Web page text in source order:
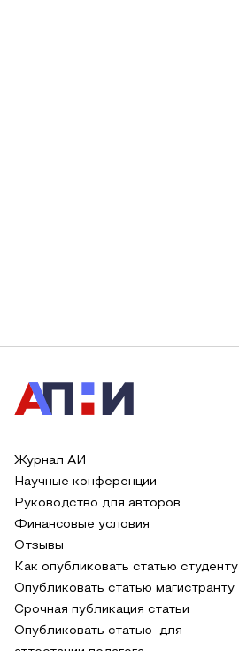
Журнал АИ
Научные конференции
Руководство для авторов
Финансовые условия
Отзывы
Как опубликовать статью студенту
Опубликовать статью магистранту
Срочная публикация статьи
Опубликовать статью для